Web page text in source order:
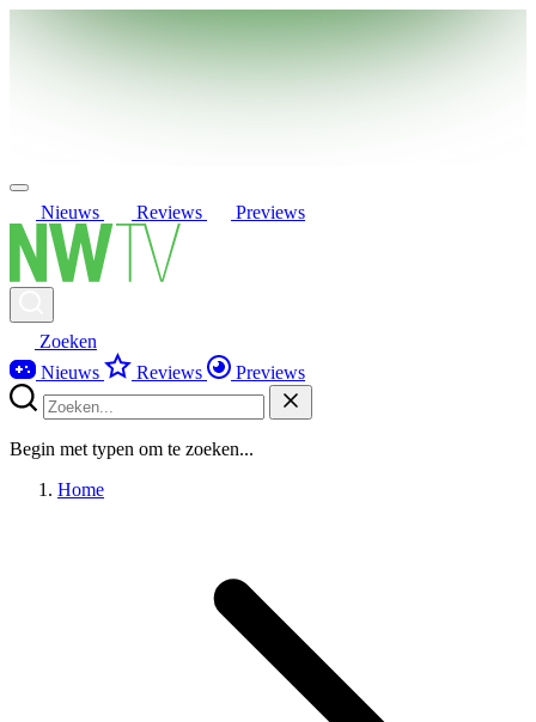
Nieuws Reviews Previews
Zoeken
Nieuws
Reviews Previews
Begin met typen om te zoeken...
Home